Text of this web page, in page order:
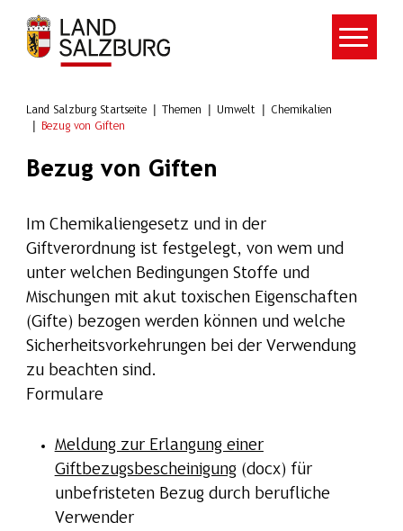
Zum Hauptinhalt springen
Land Salzburg Startseite Themen Umwelt
Chemikalien
Bezug von Giften
Bezug von Giften
Im Chemikaliengesetz und in der
Giftverordnung ist festgelegt, von wem und
unter welchen Bedingungen Stoffe und
Mischungen mit akut toxischen Eigenschaften
(Gifte) bezogen werden können und welche
Sicherheitsvorkehrungen bei der Verwendung
zu beachten sind.
Formulare
Meldung zur Erlangung einer
Giftbezugsbescheinigung (docx) für
unbefristeten Bezug durch berufliche
Verwender